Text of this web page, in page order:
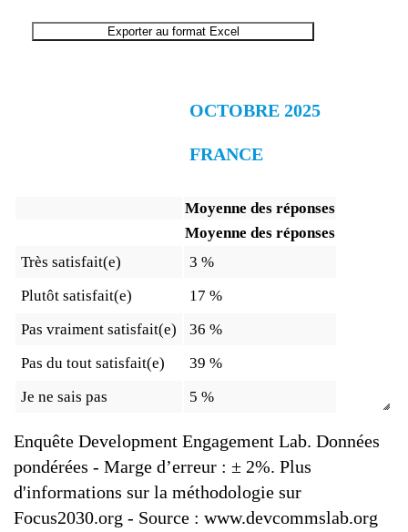
End of interactive chart.
Exporter au format Excel
OCTOBRE 2025
FRANCE
Moyenne des réponses
Moyenne des réponses
Très satisfait(e)
3 %
Plutôt satisfait(e)
17 %
Pas vraiment satisfait(e)
36 %
Pas du tout satisfait(e)
39 %
Je ne sais pas
5 %
Enquête Development Engagement Lab. Données
pondérées - Marge d’erreur : ± 2%. Plus
d'informations sur la méthodologie sur
Focus2030.org - Source : www.devcommslab.org